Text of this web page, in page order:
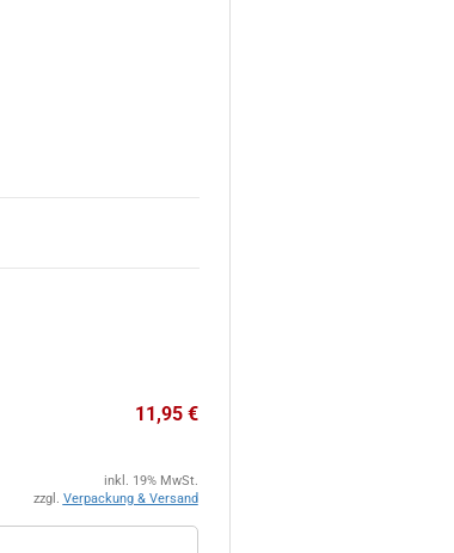
11,95 €
inkl. 19% MwSt.
zzgl. Verpackung & Versand